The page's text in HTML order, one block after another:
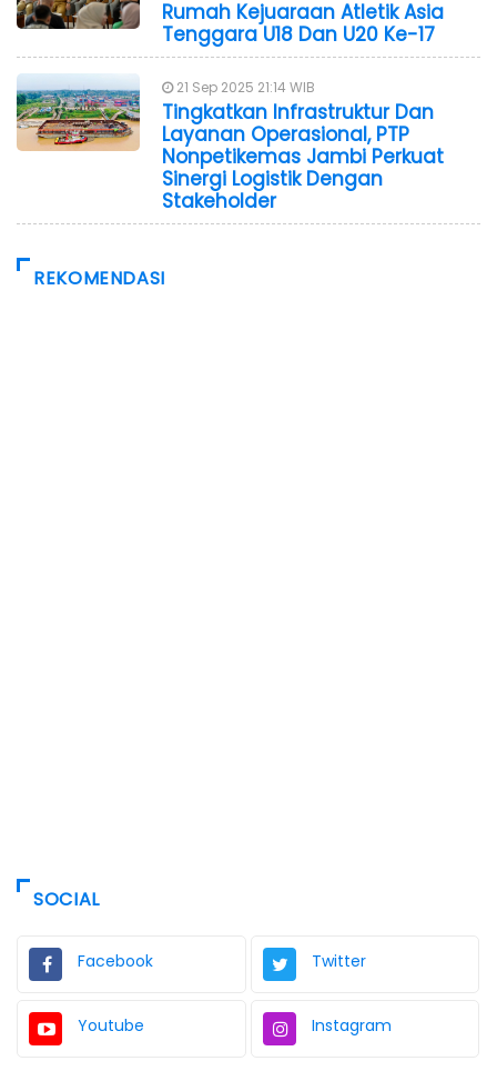
Rumah Kejuaraan Atletik Asia
Tenggara U18 Dan U20 Ke-17
21 Sep 2025 21:14 WIB
Tingkatkan Infrastruktur Dan
Layanan Operasional, PTP
Nonpetikemas Jambi Perkuat
Sinergi Logistik Dengan
Stakeholder
REKOMENDASI
SOCIAL
Facebook Twitter
Youtube Instagram